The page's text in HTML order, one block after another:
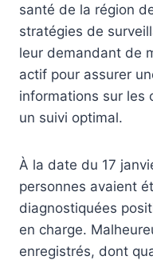
santé de la région
stratégies de
leur demandant de
actif pour assurer
informations sur les
un suivi optimal.
À la date du 17
personnes avaient
diagnostiquées
en charge.
enregistrés, dont